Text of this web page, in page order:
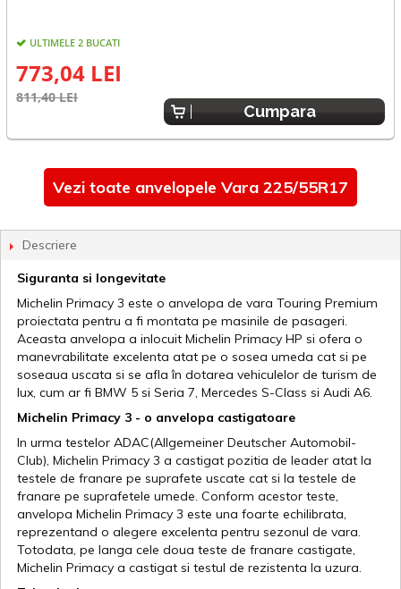
ULTIMELE 2 BUCATI
773,04 LEI
811,40 LEI
Cumpara
Vezi toate anvelopele Vara 225/55R17
Descriere
Siguranta si longevitate
Michelin Primacy 3 este o anvelopa de vara Touring Premium
proiectata pentru a fi montata pe masinile de pasageri.
Aceasta anvelopa a inlocuit Michelin Primacy HP si ofera o
manevrabilitate excelenta atat pe o sosea umeda cat si pe
soseaua uscata si se afla în dotarea vehiculelor de turism de
lux, cum ar fi BMW 5 si Seria 7, Mercedes S-Class si Audi A6.
Michelin Primacy 3 - o anvelopa castigatoare
In urma testelor ADAC(Allgemeiner Deutscher Automobil-
Club), Michelin Primacy 3 a castigat pozitia de leader atat la
testele de franare pe suprafete uscate cat si la testele de
franare pe suprafetele umede. Conform acestor teste,
anvelopa Michelin Primacy 3 este una foarte echilibrata,
reprezentand o alegere excelenta pentru sezonul de vara.
Totodata, pe langa cele doua teste de franare castigate,
Michelin Primacy a castigat si testul de rezistenta la uzura.